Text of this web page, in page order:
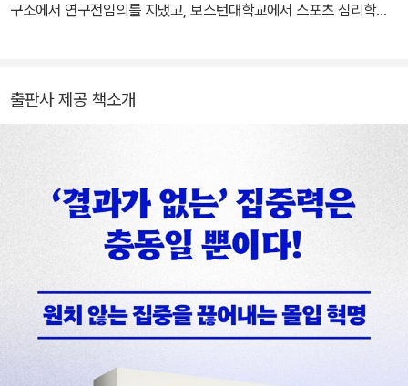
구소에서 연구전임의를 지냈고, 보스턴대학교에서 스포츠 심리학의
농구, 골프, 게임 분야의 프로 스포츠 선수들에게 심리 자문 및 상담을
하고 있다. 2018년 IOC 주최 세계 의학 심포지엄에 초청되어 엘리트
운동선수들의 정신 건강에 대하여 토론 및 공동 연구를 진행한 바 있
다. 2014년 소치 동계올림픽, 2018년 평창 동계올림픽 빙상 과학훈
련위원회 위원장을 역임했고, 2024년 파리 올림픽 국가대표 경기력
향상 지원 전문가로 위촉되었다. 지은 책으로 《불안한 것이 당연합니
다》 《집중력의 배신》 《답답해서 찾아왔습니다》(공저) 《스포츠 정신
의학》 등이 있다.
출판사 제공 책소개